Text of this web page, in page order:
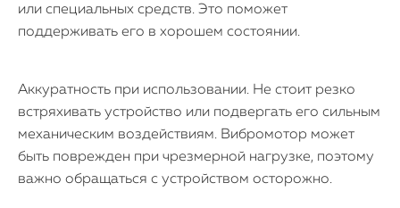
или специальных средств. Это поможет
поддерживать его в хорошем состоянии.
Аккуратность при использовании. Не стоит резко
встряхивать устройство или подвергать его сильным
механическим воздействиям. Вибромотор может
быть поврежден при чрезмерной нагрузке, поэтому
важно обращаться с устройством осторожно.